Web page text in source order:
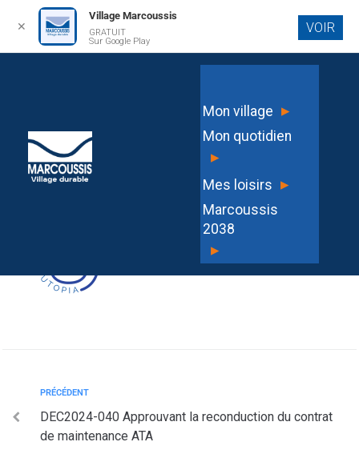
contenu
Mon village ▸
Mon quotidien
▸
Mes loisirs ▸
Marcoussis
2038
▸
l’abonnement au service FAST
Parapheur
PRÉCÉDENT
DEC2024-040 Approuvant la reconduction du contrat
de maintenance ATA
✕
Village Marcoussis
GRATUIT
Sur Google Play
VOIR